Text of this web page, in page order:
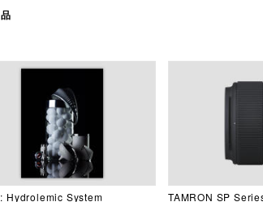
Hydrolemic System TAMRON SP